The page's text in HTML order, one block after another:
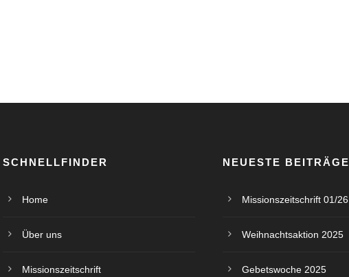
SCHNELLFINDER
Home
Über uns
Missionszeitschrift
NEUESTE BEITRÄGE
Missionszeitschrift 01/26
Weihnachtsaktion 2025
Gebetswoche 2025